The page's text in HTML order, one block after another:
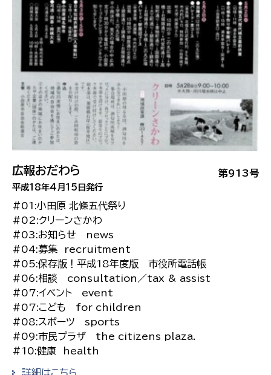
第913号
広報おだわら
平成18年4月15日発行
#01:小田原 北條五代祭り
#02:クリーンさかわ
#03:お知らせ news
#04:募集 recruitment
#05:保存版！平成18年度版 市役所電話帳
#06:相談 consultation／tax & assist
#07:イベント event
#07:こども for children
#08:スポーツ sports
#09:市民プラザ the citizens plaza.
#10:健康 health
詳細はこちら